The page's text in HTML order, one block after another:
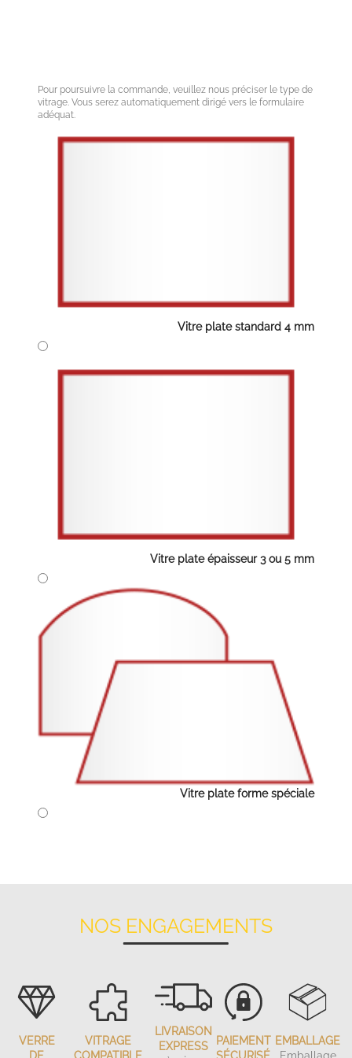
Pour poursuivre la commande, veuillez nous préciser le type de
vitrage. Vous serez automatiquement dirigé vers le formulaire
adéquat.
Vitre plate standard 4 mm
Vitre plate épaisseur 3 ou 5 mm
Vitre plate forme spéciale
NOS ENGAGEMENTS
VERRE
VITRAGE
LIVRAISON
EXPRESS
PAIEMENT EMBALLAGE